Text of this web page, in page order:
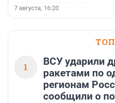
поменялась роль строительства.
7 августа, 16:20
1
ВСУ ударили
ракетами по
регионам
сообщили о